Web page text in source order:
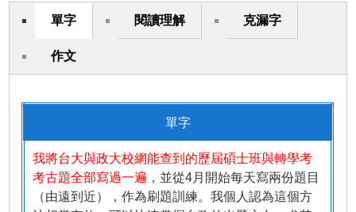
單字 閱讀理解 克漏字
作文
單字
我將台大與政大校網能查到的歷屆碩士班與轉學考
考古題全部寫過一遍 ，並從4月開始每天寫兩份題目
（由遠到近），作為刷題訓練。我個人認為這個方